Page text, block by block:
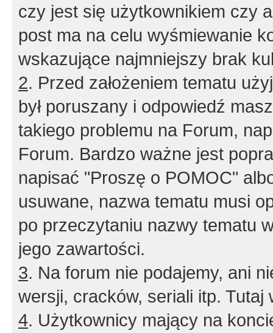
czy jest się użytkownikiem czy
post ma na celu wyśmiewanie
wskazujące najmniejszy brak
2. Przed założeniem tematu
był poruszany i odpowiedź
takiego problemu na Forum,
Forum. Bardzo ważne jest
napisać "Proszę o POMOC"
usuwane, nazwa tematu musi
po przeczytaniu nazwy tematu
jego zawartości.
3. Na forum nie podajemy, ani
wersji, cracków, seriali itp. Tutaj
4. Użytkownicy mający na